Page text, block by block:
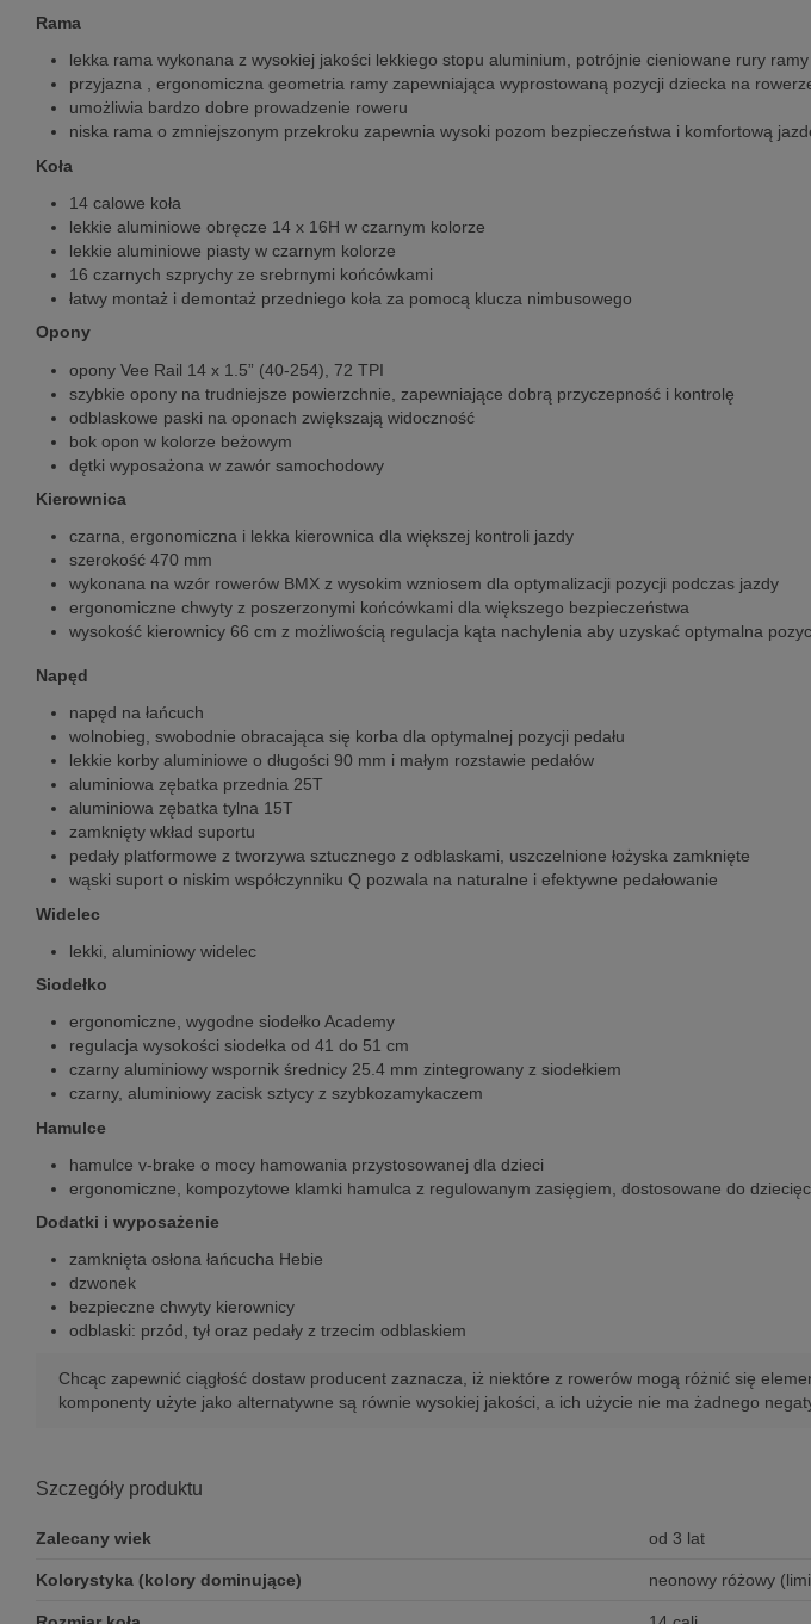
Rama
lekka rama wykonana z wysokiej jakości lekkiego stopu aluminium, potrójnie cieniowane rury ramy
przyjazna , ergonomiczna geometria ramy zapewniająca wyprostowaną pozycji dziecka na
umożliwia bardzo dobre prowadzenie roweru
niska rama o zmniejszonym przekroku zapewnia wysoki pozom bezpieczeństwa i komfortową
Koła
14 calowe koła
lekkie aluminiowe obręcze 14 x 16H w czarnym kolorze
lekkie aluminiowe piasty w czarnym kolorze
16 czarnych szprychy ze srebrnymi końcówkami
łatwy montaż i demontaż przedniego koła za pomocą klucza nimbusowego
Opony
opony Vee Rail 14 x 1.5” (40-254), 72 TPI
szybkie opony na trudniejsze powierzchnie, zapewniające dobrą przyczepność i kontrolę
odblaskowe paski na oponach zwiększają widoczność
bok opon w kolorze beżowym
dętki wyposażona w zawór samochodowy
Kierownica
czarna, ergonomiczna i lekka kierownica dla większej kontroli jazdy
szerokość 470 mm
wykonana na wzór rowerów BMX z wysokim wzniosem dla optymalizacji pozycji podczas jazdy
ergonomiczne chwyty z poszerzonymi końcówkami dla większego bezpieczeństwa
wysokość kierownicy 66 cm z możliwością regulacja kąta nachylenia aby uzyskać optymalna
Napęd
napęd na łańcuch
wolnobieg, swobodnie obracająca się korba dla optymalnej pozycji pedału
lekkie korby aluminiowe o długości 90 mm i małym rozstawie pedałów
aluminiowa zębatka przednia 25T
aluminiowa zębatka tylna 15T
zamknięty wkład suportu
pedały platformowe z tworzywa sztucznego z odblaskami, uszczelnione łożyska zamknięte
wąski suport o niskim współczynniku Q pozwala na naturalne i efektywne pedałowanie
Widelec
lekki, aluminiowy widelec
Siodełko
ergonomiczne, wygodne siodełko Academy
regulacja wysokości siodełka od 41 do 51 cm
czarny aluminiowy wspornik średnicy 25.4 mm zintegrowany z siodełkiem
czarny, aluminiowy zacisk sztycy z szybkozamykaczem
Hamulce
hamulce v-brake o mocy hamowania przystosowanej dla dzieci
ergonomiczne, kompozytowe klamki hamulca z regulowanym zasięgiem, dostosowane do
Dodatki i wyposażenie
zamknięta osłona łańcucha Hebie
dzwonek
bezpieczne chwyty kierownicy
odblaski: przód, tył oraz pedały z trzecim odblaskiem
Chcąc zapewnić ciągłość dostaw producent zaznacza, iż niektóre z rowerów mogą różnić się
komponenty użyte jako alternatywne są równie wysokiej jakości, a ich użycie nie ma żadnego
Szczegóły produktu
Zalecany wiek od 3 lat
Kolorystyka (kolory dominujące) neonowy różowy